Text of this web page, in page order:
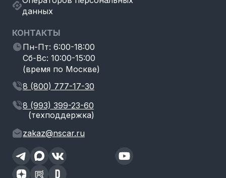
данных
КОНТАКТЫ
Пн-Пт: 6:00-18:00
Сб-Вс: 10:00-15:00
(время по Москве)
8 (800) 777-17-30
8 (993) 399-23-60
(техподдержка)
zakaz@nscar.ru